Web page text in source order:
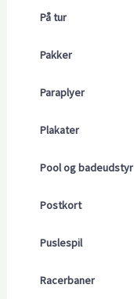
På tur
Pakker
Paraplyer
Plakater
Pool og badeudstyr
Postkort
Puslespil
Racerbaner